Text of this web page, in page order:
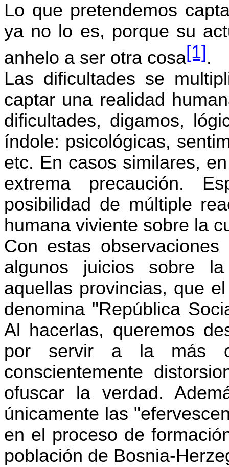
Lo que pretendemos
ya no lo es, porque su
anhelo a ser otra cosa[1].
Las dificultades se
captar una realidad
dificultades, digamos,
índole: psicológicas,
etc. En casos similares,
extrema precaución.
posibilidad de múltiple
humana viviente sobre la
Con estas
algunos juicios sobre
aquellas provincias, que
denomina "República
Al hacerlas, queremos
por servir a la más
conscientemente
ofuscar la verdad.
únicamente las
en el proceso de
población de Bosnia-